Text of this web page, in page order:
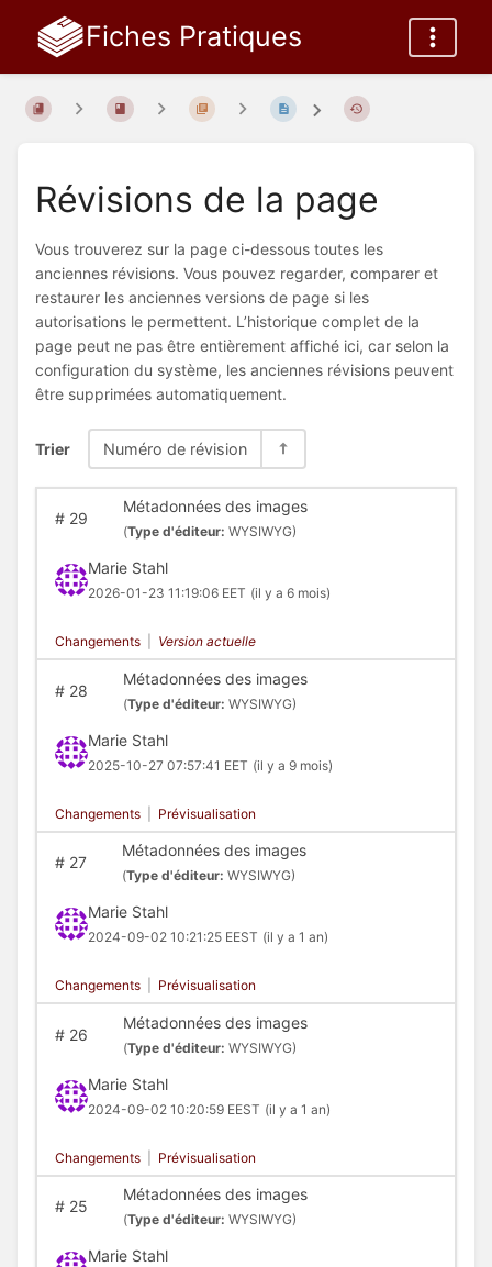
Fiches Pratiques
Révisions de la page
Vous trouverez sur la page ci-dessous toutes les
anciennes révisions. Vous pouvez regarder, comparer et
restaurer les anciennes versions de page si les
autorisations le permettent. L’historique complet de la
page peut ne pas être entièrement affiché ici, car selon la
configuration du système, les anciennes révisions peuvent
être supprimées automatiquement.
Trier Numéro de révision
#29
Métadonnées des images
(Type d'éditeur: WYSIWYG)
Marie Stahl
2026-01-23 11:19:06 EET (il y a 6 mois)
Changements Version actuelle
#28
Métadonnées des images
(Type d'éditeur: WYSIWYG)
Marie Stahl
2025-10-27 07:57:41 EET (il y a 9 mois)
Changements Prévisualisation
#27
Métadonnées des images
(Type d'éditeur: WYSIWYG)
Marie Stahl
2024-09-02 10:21:25 EEST (il y a 1 an)
Changements Prévisualisation
#26
Métadonnées des images
(Type d'éditeur: WYSIWYG)
Marie Stahl
2024-09-02 10:20:59 EEST (il y a 1 an)
Changements Prévisualisation
#25
Métadonnées des images
(Type d'éditeur: WYSIWYG)
Marie Stahl